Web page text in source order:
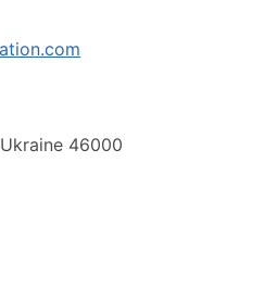
46000